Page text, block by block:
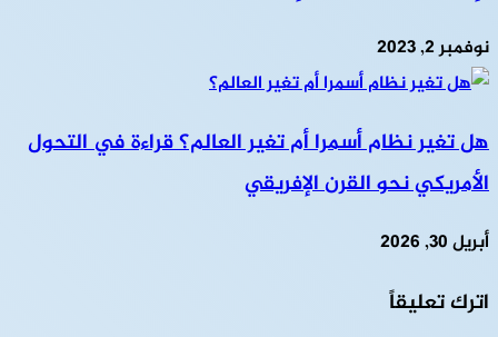
نوفمبر 2, 2023
هل تغير نظام أسمرا أم تغير العالم؟ قراءة في التحول
الأمريكي نحو القرن الإفريقي
أبريل 30, 2026
اترك تعليقاً